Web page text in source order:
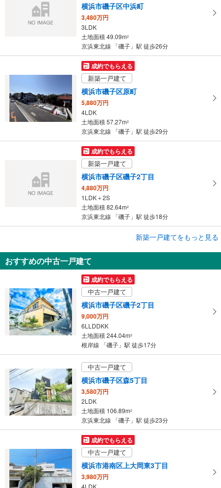
存
る
横浜市磯子区中浜町
3,480万円
3LDK
土地面積 49.09m2
京浜東北線 「磯子」駅 徒歩26分
成約でもらえる
新築一戸建て
横浜市磯子区原町
5,880万円
4LDK
土地面積 57.27m2
京浜東北線 「磯子」駅 徒歩29分
成約でもらえる
新築一戸建て
横浜市磯子区磯子2丁目
4,880万円
1LDK＋2S
土地面積 82.64m2
京浜東北線 「磯子」駅 徒歩18分
横浜市金沢区長浜2丁目
5,890万円
4LDK
土地面積 161.35m
新築一戸建てをもっと見る
おすすめの中古一戸建て
成約でもらえる
中古一戸建て
横浜市磯子区磯子2丁目
9,000万円
6LLDDKK
土地面積 244.04m2
根岸線 「磯子」駅 徒歩17分
中古一戸建て
横浜市磯子区森5丁目
3,580万円
2LDK
土地面積 106.89m2
京浜東北線 「磯子」駅 徒歩23分
成約でもらえる
中古一戸建て
横浜市港南区上大岡東3丁目
3,980万円
4LDK